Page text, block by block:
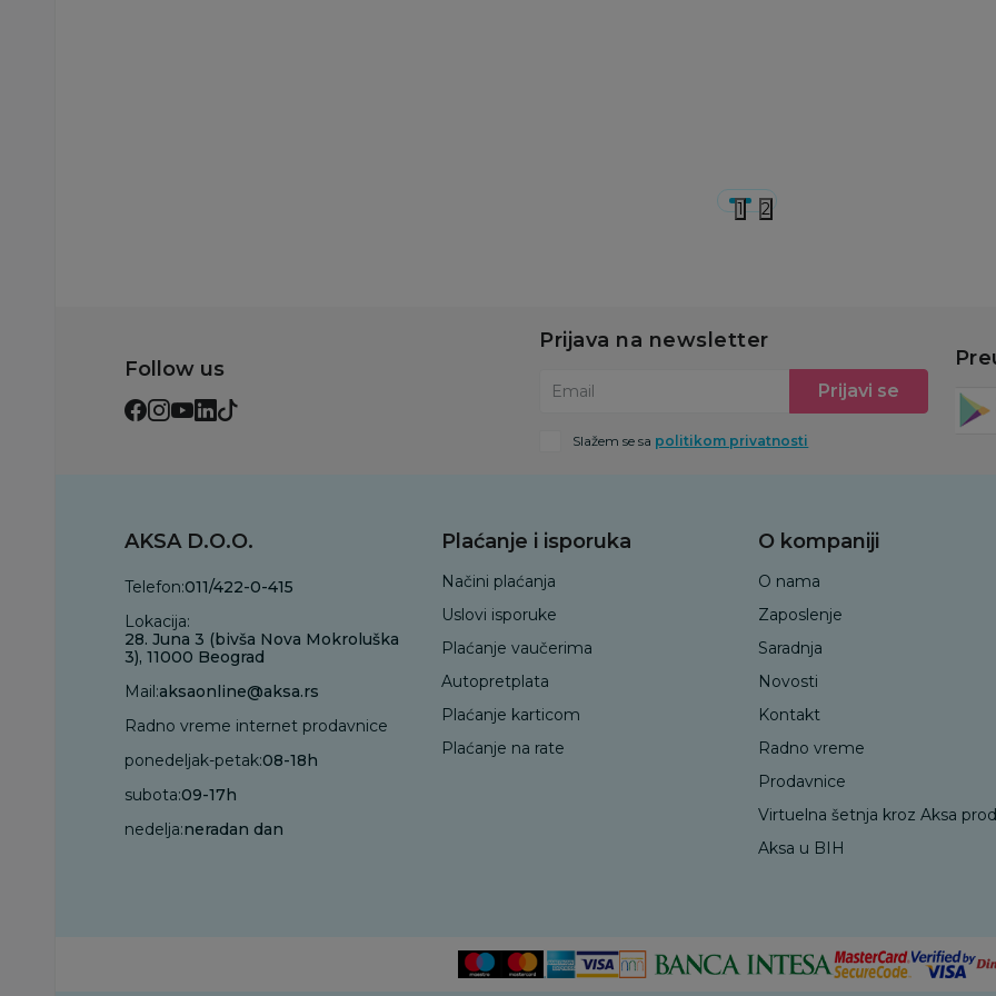
1 2
Follow us
Prijava na newsletter
Email Prijavi se
Slažem se sa politikom privatnosti
AKSA D.O.O.
Telefon:011/422-0-415
Lokacija:
28. Juna 3 (bivša Nova Mokroluška
3), 11000 Beograd
Mail:aksaonline@aksa.rs
Radno vreme internet prodavnice
ponedeljak-petak:08-18h
subota:09-17h
nedelja:neradan dan
Plaćanje i isporuka
Načini plaćanja
Uslovi isporuke
Plaćanje vaučerima
Autopretplata
Plaćanje karticom
Plaćanje na rate
O kompaniji
O nama
Zaposlenje
Saradnja
Novosti
Kontakt
Radno vreme
Prodavnice
Virtuelna šetnja kroz Aksa
Aksa u BIH